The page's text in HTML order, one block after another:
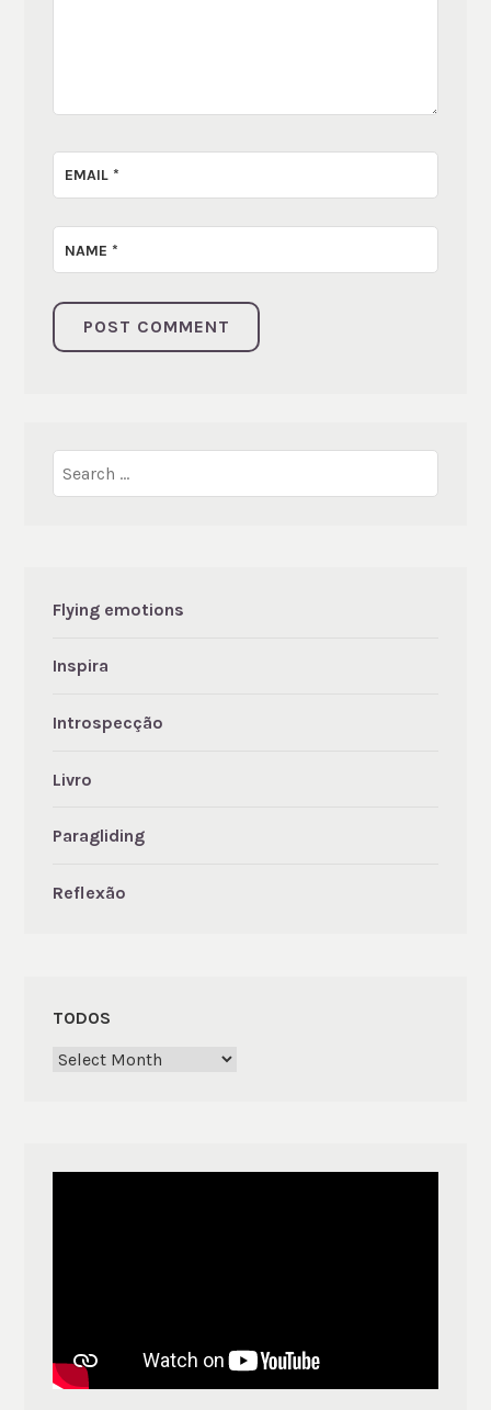
EMAIL*
NAME*
for:
Flying emotions
Inspira
Introspecção
Livro
Paragliding
Reflexão
TODOS
Todos